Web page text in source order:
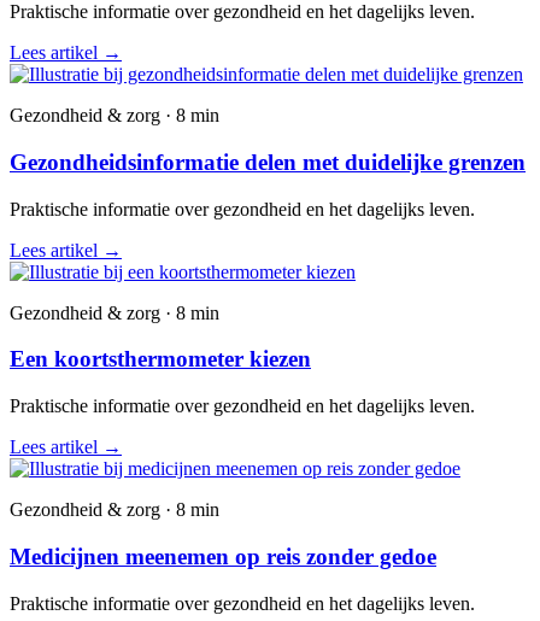
Praktische informatie over gezondheid en het dagelijks leven.
Lees artikel →
Gezondheid & zorg · 8 min
Gezondheidsinformatie delen met duidelijke grenzen
Praktische informatie over gezondheid en het dagelijks leven.
Lees artikel →
Gezondheid & zorg · 8 min
Een koortsthermometer kiezen
Praktische informatie over gezondheid en het dagelijks leven.
Lees artikel →
Gezondheid & zorg · 8 min
Medicijnen meenemen op reis zonder gedoe
Praktische informatie over gezondheid en het dagelijks leven.